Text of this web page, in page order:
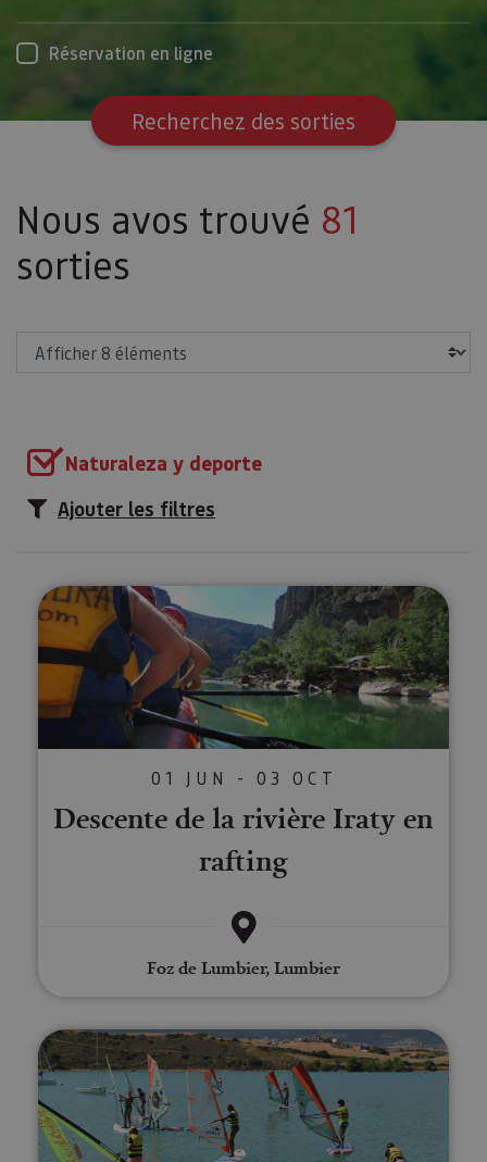
Réservation en ligne
Recherchez des sorties
Nous avos trouvé 81
sorties
Naturaleza y deporte
Ajouter les filtres
Descente de la rivière Iraty en
01 JUN - 03 OCT
Descente de la rivière Iraty en
rafting
Foz de Lumbier, Lumbier
Stages de planche à voile au